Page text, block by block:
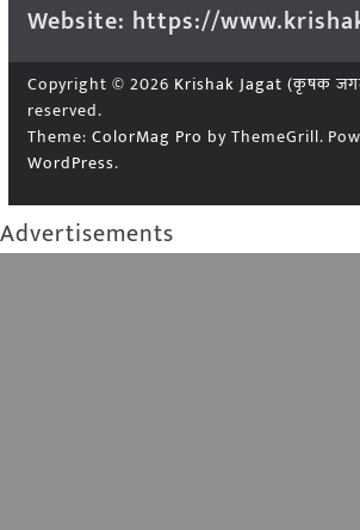
Website: https://
Copyright © 2026 Krishak Jagat (कृषक
reserved.
Theme: ColorMag Pro by ThemeGrill.
WordPress.
Advertisements